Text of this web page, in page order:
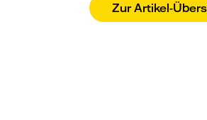
Zur Artikel-